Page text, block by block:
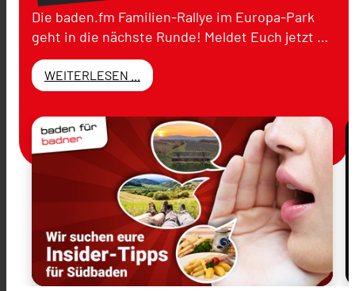
Die baden.fm Familien-Rallye im Europa-Park
geht in die nächste Runde! Meldet Euch jetzt …
WEITERLESEN ...